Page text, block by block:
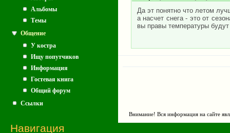
Альбомы
Темы
Общение
У костра
Ищу попутчиков
Информация
Гостевая книга
Общий форум
Ссылки
Навигация
Да эт понятно что летом
а насчет снега - это от
вы правы температуры
Внимание! Вся информация на сайте